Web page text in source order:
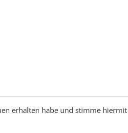
erhalten habe und stimme